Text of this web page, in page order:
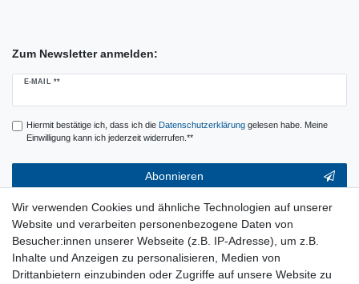
Zum Newsletter anmelden:
E-MAIL **
Newsletter
Hiermit bestätige ich, dass ich die Daten­schutz­erklärunggelesen habe. Meine
Einwilligung kann ich jederzeit widerrufen.**
Abonnieren
** Hierbei handelt es sich um ein Pflichtfeld.
Service & Hilfe
Kontakt
Warenkorb
Wir verwenden Cookies und ähnliche Technologien auf unserer
Website und verarbeiten personenbezogene Daten von
Besucher:innen unserer Webseite (z.B. IP-Adresse), um z.B.
Inhalte und Anzeigen zu personalisieren, Medien von
Drittanbietern einzubinden oder Zugriffe auf unsere Website zu